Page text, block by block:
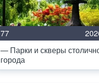
77
— Парки и скверы
города